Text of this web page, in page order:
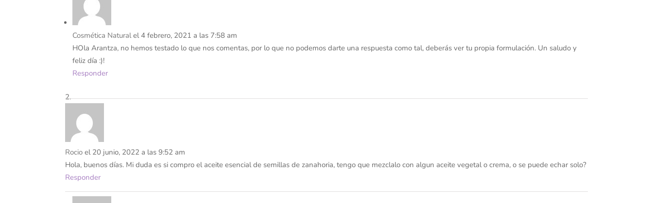
Cosmética Natural el 4 febrero, 2021 a las 7:58 am
HOla Arantza, no hemos testado lo que nos comentas, por lo que no podemos darte una respuesta como tal, deberás ver tu propia formulación. Un saludo y
feliz día :)!
Responder
Rocio el 20 junio, 2022 a las 9:52 am
Hola, buenos días. Mi duda es si compro el aceite esencial de semillas de zanahoria, tengo que mezclalo con algun aceite vegetal o crema, o se puede echar solo?
Responder